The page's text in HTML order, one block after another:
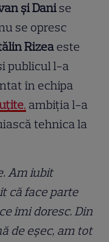
și Danise
se opresc
Rizea este
publicul l-a
în echipa
, ambiția l-a
tehnica la
Am iubit
că face parte
îmi doresc. Din
de eșec, am tot